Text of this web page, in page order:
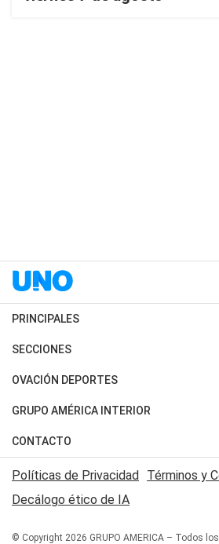
PRINCIPALES
Últimas Noticias
Política
Judiciales
Economia
SECCIONES
Horóscopo
Motores
Trucos caseros
Series y Películas
Edictos y Solicitadas
OVACIÓN DEPORTES
Fútbol
Mundial
Automovilismo
Rugby
Básquet
GRUPO AMÉRICA INTERIOR
Canal 7 en Vivo
San Juan 8
CONTACTO
Acerca de Nosotros
Contactanos
Políticas de Privacidad Términos y
Decálogo ético de IA
© Copyright 2026 GRUPO AMERICA – Todos